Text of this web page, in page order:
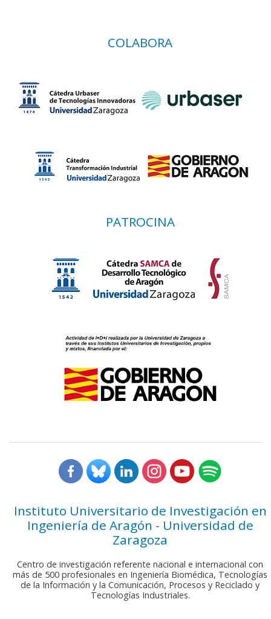
COLABORA
PATROCINA
Instituto Universitario de Investigación en
Ingeniería de Aragón - Universidad de
Zaragoza
Centro de investigación referente nacional e internacional con
más de 500 profesionales en Ingeniería Biomédica, Tecnologías
de la Información y la Comunicación, Procesos y Reciclado y
Tecnologías Industriales.